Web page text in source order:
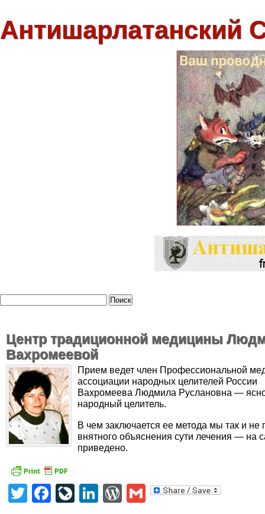
Антишарлатанский
Центр традиционной медицины
Вахромеевой
Прием ведет член Профессиональной
ассоциации народных целителей России
Вахромеева Людмила Руслановна —
народный целитель.
В чем заключается ее метода мы так и не
внятного объяснения сути лечения — на
приведено.
TwitterFacebook
LiveJournal
LinkedIn
WordPress
Gmail